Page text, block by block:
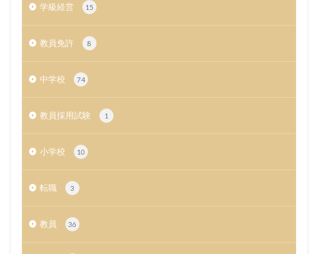
学級経営 15
教員免許 8
中学校 74
教員採用試験 1
小学校 10
転職 3
教員 36